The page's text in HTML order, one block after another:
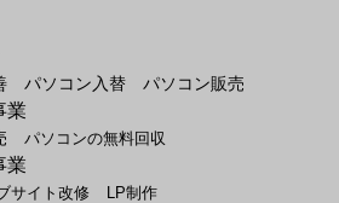
パソコン入替 パソコン販売
業
パソコンの無料回収
業
サイト改修
LP制作